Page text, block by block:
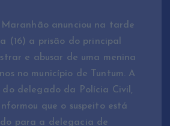
anunciou na tarde
(16) a prisão do principal
e abusar de uma menina
no município de Tuntum. A
delegado da Polícia Civil,
que o suspeito está
para a delegacia de